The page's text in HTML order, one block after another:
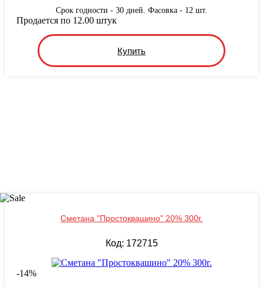
Срок годности - 30 дней. Фасовка - 12 шт.
Купить
Продается по 12.00 штук
Сметана "Простоквашино" 20% 300г.
Код: 172715
-14%